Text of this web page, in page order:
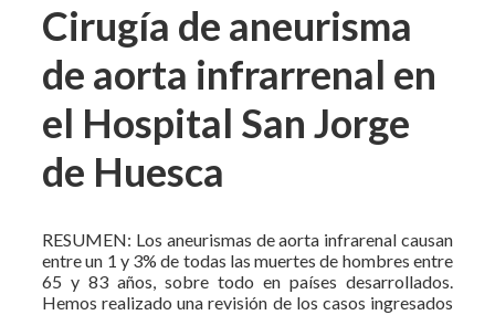
Cirugía de aneurisma
de aorta infrarrenal en
el Hospital San Jorge
de Huesca
RESUMEN: Los aneurismas de aorta infrarenal causan
entre un 1 y 3% de todas las muertes de hombres entre
65 y 83 años, sobre todo en países desarrollados.
Hemos realizado una revisión de los casos ingresados